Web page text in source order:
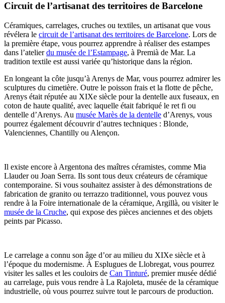
Circuit de l’artisanat des territoires de Barcelone
Céramiques, carrelages, cruches ou textiles, un artisanat que vous
révélera le circuit de l’artisanat des territoires de Barcelone. Lors de
la première étape, vous pourrez apprendre à réaliser des estampes
dans l’atelierdu musée de l’Estampage, à Premià de Mar. La
tradition textile est aussi variée qu’historique dans la région.
En longeant la côte jusqu’à Arenys de Mar, vous pourrez admirer les
sculptures du cimetière. Outre le poisson frais et la flotte de pêche,
Arenys était réputée au XIXe siècle pour la dentelle aux fuseaux, en
coton de haute qualité, avec laquelle était fabriqué le ret fi ou
dentelle d’Arenys. Au musée Marès de la dentelle d’Arenys, vous
pourrez également découvrir d’autres techniques : Blonde,
Valenciennes, Chantilly ou Alençon.
Il existe encore à Argentona des maîtres céramistes, comme Mia
Llauder ou Joan Serra. Ils sont tous deux créateurs de céramique
contemporaine. Si vous souhaitez assister à des démonstrations de
fabrication de granito ou terrazzo traditionnel, vous pouvez vous
rendre à la Foire internationale de la céramique, Argillà, ou visiter le
musée de la Cruche, qui expose des pièces anciennes et des objets
peints par Picasso.
Le carrelage a connu son âge d’or au milieu du XIXe siècle et à
l’époque du modernisme. À Esplugues de Llobregat, vous pourrez
visiter les salles et les couloirs de Can Tinturé, premier musée dédié
au carrelage, puis vous rendre à La Rajoleta, musée de la céramique
industrielle, où vous pourrez suivre tout le parcours de production.